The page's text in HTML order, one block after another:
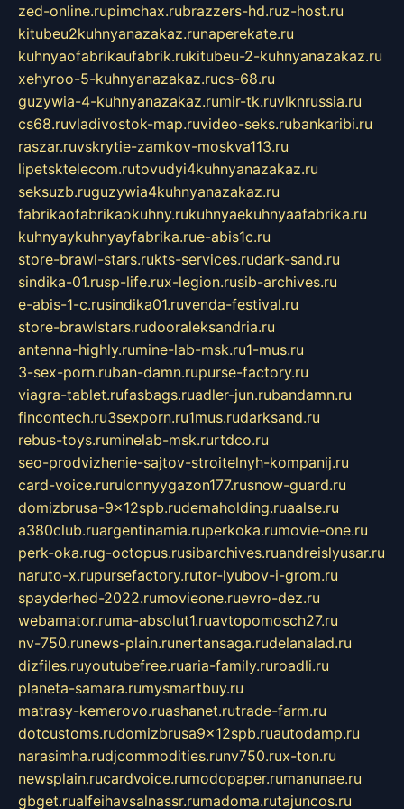
zed-online.rupimchax.rubrazzers-hd.ruz-host.ru
kitubeu2kuhnyanazakaz.runaperekate.ru
kuhnyaofabrikaufabrik.rukitubeu-2-kuhnyanazakaz.ru
xehyroo-5-kuhnyanazakaz.rucs-68.ru
guzywia-4-kuhnyanazakaz.rumir-tk.ruvlknrussia.ru
cs68.ruvladivostok-map.ruvideo-seks.rubankaribi.ru
raszar.ruvskrytie-zamkov-moskva113.ru
lipetsktelecom.rutovudyi4kuhnyanazakaz.ru
seksuzb.ruguzywia4kuhnyanazakaz.ru
fabrikaofabrikaokuhny.rukuhnyaekuhnyaafabrika.ru
kuhnyaykuhnyayfabrika.rue-abis1c.ru
store-brawl-stars.rukts-services.rudark-sand.ru
sindika-01.rusp-life.rux-legion.rusib-archives.ru
e-abis-1-c.rusindika01.ruvenda-festival.ru
store-brawlstars.rudooraleksandria.ru
antenna-highly.rumine-lab-msk.ru1-mus.ru
3-sex-porn.ruban-damn.rupurse-factory.ru
viagra-tablet.rufasbags.ruadler-jun.rubandamn.ru
fincontech.ru3sexporn.ru1mus.rudarksand.ru
rebus-toys.ruminelab-msk.rurtdco.ru
seo-prodvizhenie-sajtov-stroitelnyh-kompanij.ru
card-voice.rurulonnyygazon177.rusnow-guard.ru
domizbrusa-9x12spb.rudemaholding.ruaalse.ru
a380club.ruargentinamia.ruperkoka.rumovie-one.ru
perk-oka.rug-octopus.rusibarchives.ruandreislyusar.ru
naruto-x.rupursefactory.rutor-lyubov-i-grom.ru
spayderhed-2022.rumovieone.ruevro-dez.ru
webamator.ruma-absolut1.ruavtopomosch27.ru
nv-750.runews-plain.runertansaga.rudelanalad.ru
dizfiles.ruyoutubefree.ruaria-family.ruroadli.ru
planeta-samara.rumysmartbuy.ru
matrasy-kemerovo.ruashanet.rutrade-farm.ru
dotcustoms.rudomizbrusa9x12spb.ruautodamp.ru
narasimha.rudjcommodities.runv750.rux-ton.ru
newsplain.rucardvoice.rumodopaper.rumanunae.ru
gbget.rualfeihavsalnassr.rumadoma.rutajuncos.ru